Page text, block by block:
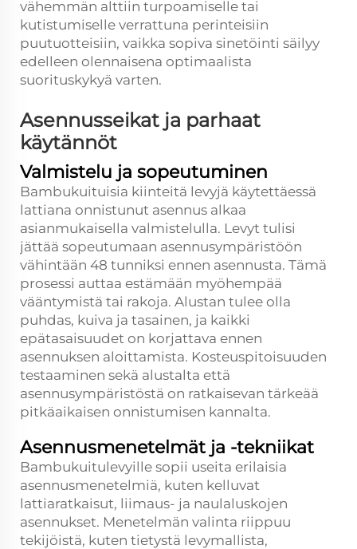
vähemmän alttiin turpoamiselle tai
kutistumiselle verrattuna perinteisiin
puutuotteisiin, vaikka sopiva sinetöinti säilyy
edelleen olennaisena optimaalista
suorituskykyä varten.
Asennusseikat ja parhaat
käytännöt
Valmistelu ja sopeutuminen
Bambukuituisia kiinteitä levyjä käytettäessä
lattiana onnistunut asennus alkaa
asianmukaisella valmistelulla. Levyt tulisi
jättää sopeutumaan asennusympäristöön
vähintään 48 tunniksi ennen asennusta. Tämä
prosessi auttaa estämään myöhempää
vääntymistä tai rakoja. Alustan tulee olla
puhdas, kuiva ja tasainen, ja kaikki
epätasaisuudet on korjattava ennen
asennuksen aloittamista. Kosteuspitoisuuden
testaaminen sekä alustalta että
asennusympäristöstä on ratkaisevan tärkeää
pitkäaikaisen onnistumisen kannalta.
Asennusmenetelmät ja -tekniikat
Bambukuitulevyille sopii useita erilaisia
asennusmenetelmiä, kuten kelluvat
lattiaratkaisut, liimaus- ja naulaluskojen
asennukset. Menetelmän valinta riippuu
tekijöistä, kuten tietystä levymallista,